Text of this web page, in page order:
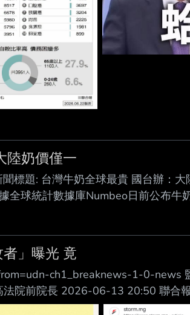
陸奶價僅一
標題: 台灣牛奶全球最貴 國台辦：大
球統計數據庫Numbeo日前公布牛
台幣98元）高居全球第一。對此，大
黨當局對民生問題毫不在意，但凡治
」曝光 竟
ch1_breaknews-1-0-news
法院前院長 2026-06-13 20:50 聯合
，被依證券交易法判13年6月徒刑